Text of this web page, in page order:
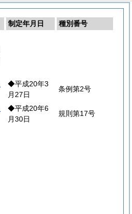
制定年月日
種別番号
◆平成20年3
月27日
条例第2号
◆平成20年6
月30日
規則第17号